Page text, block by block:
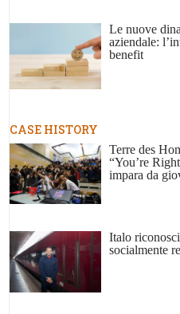
Le nuove
aziendale:
benefit
CASE HISTORY
Terre des
“You’re
impara da
Italo
socialmente